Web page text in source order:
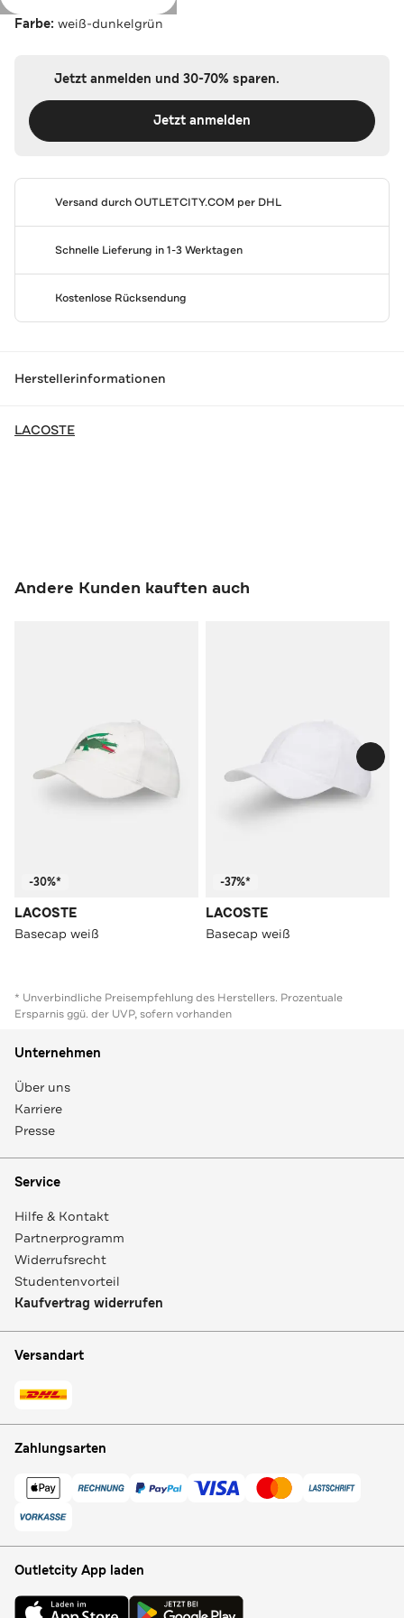
Farbe: weiß-dunkelgrün
Jetzt anmelden und 30-70% sparen.
Jetzt anmelden
Versand durchOUTLETCITY.COM per DHL
Schnelle Lieferung in 1-3 Werktagen
Kostenlose Rücksendung
Herstellerinformationen
LACOSTE
Andere Kunden kauften auch
-30%*
LACOSTE
Basecap weiß
-37%*
LACOSTE
Basecap weiß
* Unverbindliche Preisempfehlung des Herstellers. Prozentuale
Ersparnis ggü. der UVP, sofern vorhanden
Unternehmen
Über uns
Karriere
Presse
Service
Hilfe & Kontakt
Partnerprogramm
Widerrufsrecht
Studentenvorteil
Kaufvertrag widerrufen
Versandart
Zahlungsarten
Outletcity App laden